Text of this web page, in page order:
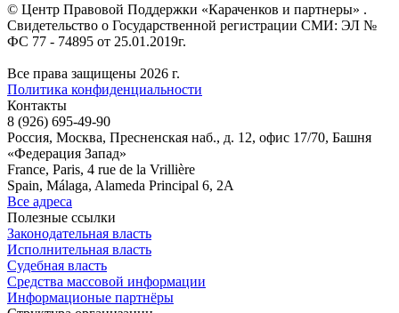
© Центр Правовой Поддержки «Караченков и партнеры» .
Свидетельство о Государственной регистрации СМИ: ЭЛ №
ФС 77 - 74895 от 25.01.2019г.
Все права защищены 2026 г.
Политика конфиденциальности
Контакты
8 (926) 695-49-90
Россия, Москва, Пресненская наб., д. 12, офис 17/70, Башня
«Федерация Запад»
France, Paris, 4 rue de la Vrillière
Spain, Málaga, Alameda Principal 6, 2A
Все адреса
Полезные ссылки
Законодательная власть
Исполнительная власть
Судебная власть
Средства массовой информации
Информационые партнёры